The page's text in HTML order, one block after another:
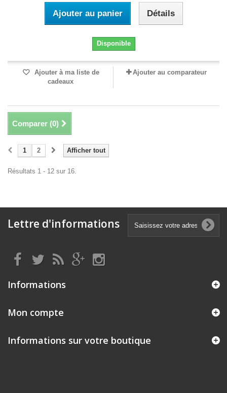
Ajouter au panier Détails
Disponible
Ajouter à ma liste de
cadeaux
Ajouter au comparateur
Comparer (0)
Afficher tout
1 2
Résultats 1 - 12 sur 16.
Lettre d'informations
Informations
Mon compte
Informations sur votre boutique